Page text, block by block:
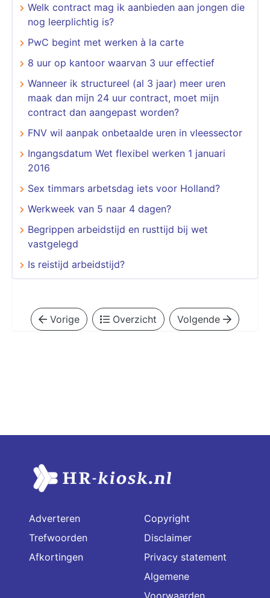
Welk contract mag ik aanbieden aan jongen die
nog leerplichtig is?
PwC begint met werken à la carte
8 uur op kantoor waarvan 3 uur effectief
Wanneer ik structureel (al 3 jaar) meer uren
maak dan mijn 24 uur contract, moet mijn
contract dan aangepast worden?
FNV wil aanpak onbetaalde uren in vleessector
Ingangsdatum Wet flexibel werken 1 januari
2016
Sex timmars arbetsdag iets voor Holland?
Werkweek van 5 naar 4 dagen?
Begrippen arbeidstijd en rusttijd bij wet
vastgelegd
Is reistijd arbeidstijd?
Vorige Overzicht Volgende
Adverteren
Trefwoorden
Afkortingen
Copyright
Disclaimer
Privacy statement
Algemene
Voorwaarden